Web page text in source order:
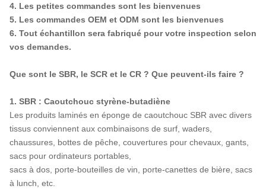
4. Les petites commandes sont les bienvenues
5. Les commandes OEM et ODM sont les bienvenues
6. Tout échantillon sera fabriqué pour votre inspection selon
vos demandes.
Que sont le SBR, le SCR et le CR ? Que peuvent-ils faire ?
1. SBR : Caoutchouc styrène-butadiène
Les produits laminés en éponge de caoutchouc SBR avec divers
tissus conviennent aux combinaisons de surf, waders,
chaussures, bottes de pêche, couvertures pour chevaux, gants,
sacs pour ordinateurs portables,
sacs à dos, porte-bouteilles de vin, porte-canettes de bière, sacs
à lunch, etc.